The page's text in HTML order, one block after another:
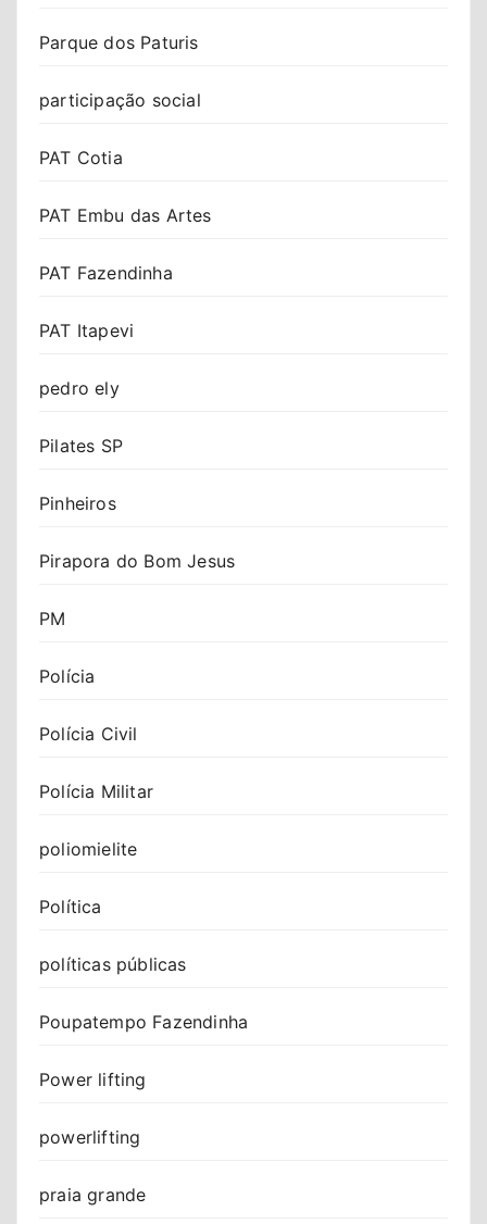
Parque dos Paturis
participação social
PAT Cotia
PAT Embu das Artes
PAT Fazendinha
PAT Itapevi
pedro ely
Pilates SP
Pinheiros
Pirapora do Bom Jesus
PM
Polícia
Polícia Civil
Polícia Militar
poliomielite
Política
políticas públicas
Poupatempo Fazendinha
Power lifting
powerlifting
praia grande